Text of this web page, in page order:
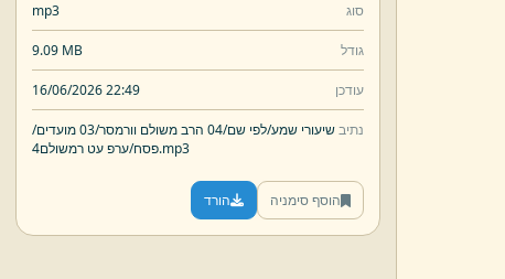
סוג mp3
גודל 9.09 MB
עודכן 16/06/2026 22:49
נתיבשיעורי שמע/לפי שם/04 הרב משולם וורמסר/
03 מועדים/
פסח/ערפ עט רמשולם4.mp3
הוסף סימניה הורד